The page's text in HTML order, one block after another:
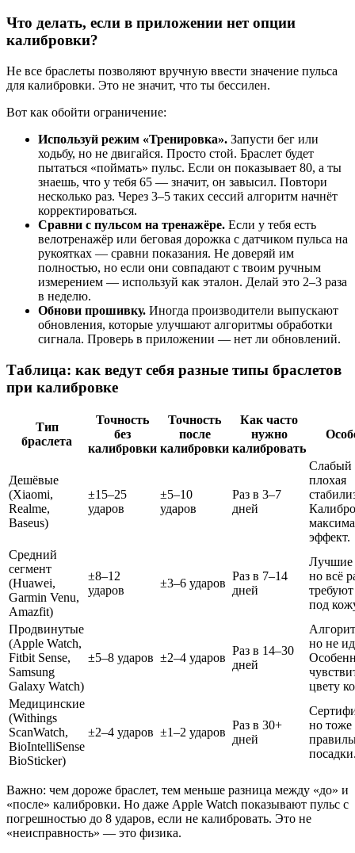
Что делать, если в приложении нет опции
калибровки?
Не все браслеты позволяют вручную ввести значение пульса
для калибровки. Это не значит, что ты бессилен.
Вот как обойти ограничение:
Используй режим «Тренировка». Запусти бег или
ходьбу, но не двигайся. Просто стой. Браслет будет
пытаться «поймать» пульс. Если он показывает 80, а ты
знаешь, что у тебя 65 — значит, он завысил. Повтори
несколько раз. Через 3–5 таких сессий алгоритм начнёт
корректироваться.
Сравни с пульсом на тренажёре. Если у тебя есть
велотренажёр или беговая дорожка с датчиком пульса на
рукоятках — сравни показания. Не доверяй им
полностью, но если они совпадают с твоим ручным
измерением — используй как эталон. Делай это 2–3 раза
в неделю.
Обнови прошивку. Иногда производители выпускают
обновления, которые улучшают алгоритмы обработки
сигнала. Проверь в приложении — нет ли обновлений.
Таблица: как ведут себя разные типы браслетов
при калибровке
Тип
браслета
Точность
без
калибровки
Точность
после
калибровки
Как часто
нужно
калибровать
Дешёвые
(Xiaomi,
Realme,
Baseus)
±15–25
ударов
±5–10
ударов
Раз в 3–7
дней
Слабый
плохая
эффект.
Средний
сегмент
(Huawei,
Garmin Venu,
Amazfit)
±8–12
ударов
±3–6 ударов
Раз в 7–14
дней
Лучшие
но всё
под
Продвинутые
(Apple Watch,
Fitbit Sense,
Samsung
Galaxy Watch)
±5–8 ударов ±2–4 ударов
Раз в 14–30
дней
но не
цвету
Медицинские
(Withings
ScanWatch,
BioIntelliSense
BioSticker)
±2–4 ударов ±1–2 ударов
Раз в 30+
дней
но тоже
Важно: чем дороже браслет, тем меньше разница между «до» и
«после» калибровки. Но даже Apple Watch показывают пульс с
погрешностью до 8 ударов, если не калибровать. Это не
«неисправность» — это физика.